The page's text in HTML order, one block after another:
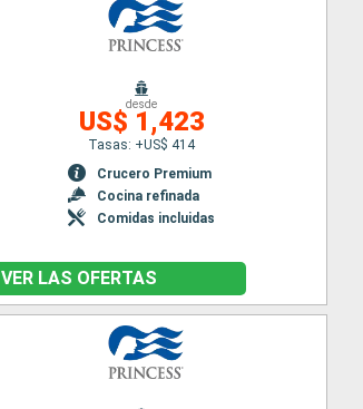
desde
US$ 1,423
Tasas: +US$ 414
Crucero Premium
Cocina refinada
Comidas incluidas
VER LAS OFERTAS